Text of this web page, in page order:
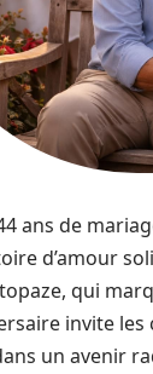
ans de
d’amour
qui
invite
un avenir